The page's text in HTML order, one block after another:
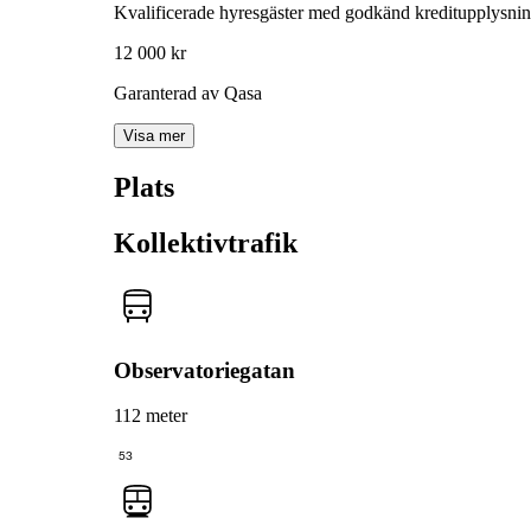
Kvalificerade hyresgäster med godkänd
12 000 kr
Garanterad av Qasa
Visa mer
Plats
Kollektivtrafik
Observatoriegatan
112 meter
53